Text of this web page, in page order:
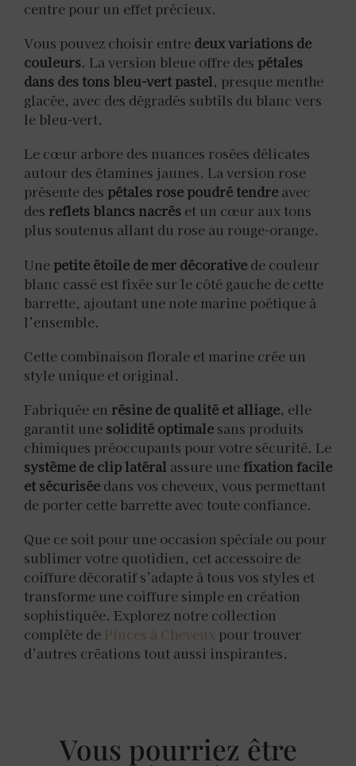
centre pour un effet précieux.
Vous pouvez choisir entre deux variations de
couleurs. La version bleue offre des pétales
dans des tons bleu-vert pastel, presque menthe
glacée, avec des dégradés subtils du blanc vers
le bleu-vert.
Le cœur arbore des nuances rosées délicates
autour des étamines jaunes. La version rose
présente des pétales rose poudré tendre avec
des reflets blancs nacrés et un cœur aux tons
plus soutenus allant du rose au rouge-orange.
Une petite étoile de mer décorative de couleur
blanc cassé est fixée sur le côté gauche de cette
barrette, ajoutant une note marine poétique à
l’ensemble.
Cette combinaison florale et marine crée un
style unique et original.
Fabriquée en résine de qualité et alliage, elle
garantit une solidité optimale sans produits
chimiques préoccupants pour votre sécurité. Le
système de clip latéral assure unefixation facile
et sécurisée dans vos cheveux, vous permettant
de porter cette barrette avec toute confiance.
Que ce soit pour une occasion spéciale ou pour
sublimer votre quotidien, cet accessoire de
coiffure décoratif s’adapte à tous vos styles et
transforme une coiffure simple en création
sophistiquée. Explorez notre collection
complète de Pinces à Cheveux pour trouver
d’autres créations tout aussi inspirantes.
Vous pourriez être